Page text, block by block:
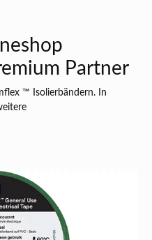
Partner
™ Isolierbändern. In